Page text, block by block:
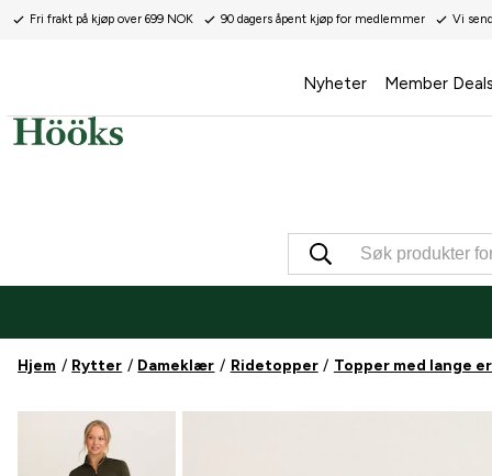
Fri frakt på kjøp over 699 NOK 90 dagers åpent kjøp for medlemmer Vi
Nyheter Member
Hjem Rytter Dameklær Ridetopper Topper med lange